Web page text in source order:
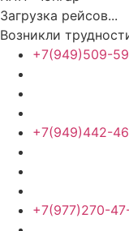
Загрузка рейсов...
Возникли
+7(949)509-
+7(949)442-
+7(977)270-